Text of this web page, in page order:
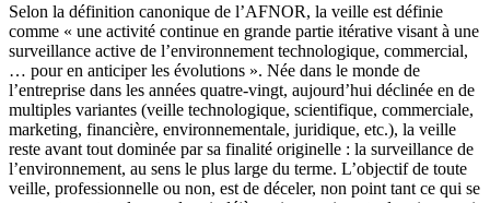
Selon la définition canonique de l’AFNOR, la veille est définie
comme « une activité continue en grande partie itérative visant à une
surveillance active de l’environnement technologique, commercial,
… pour en anticiper les évolutions ». Née dans le monde de
l’entreprise dans les années quatre-vingt, aujourd’hui déclinée en de
multiples variantes (veille technologique, scientifique, commerciale,
marketing, financière, environnementale, juridique, etc.), la veille
reste avant tout dominée par sa finalité originelle : la surveillance de
l’environnement, au sens le plus large du terme. L’objectif de toute
veille, professionnelle ou non, est de déceler, non point tant ce qui se